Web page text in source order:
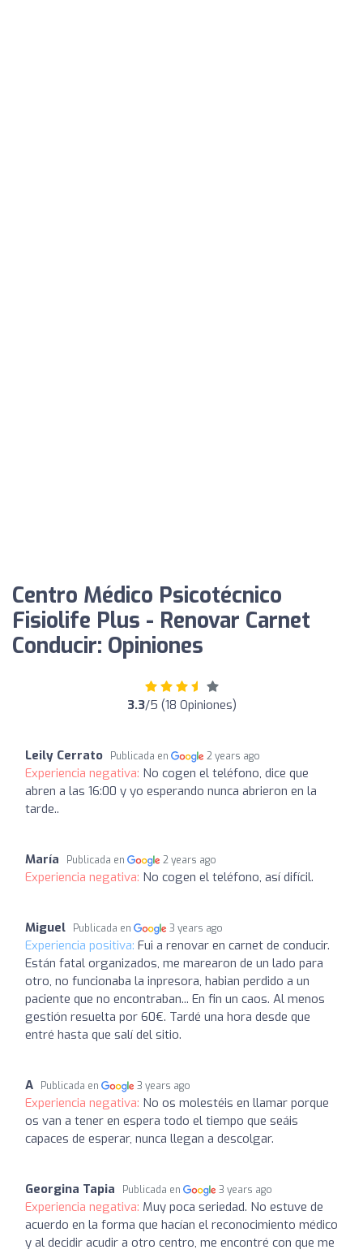
Centro Médico Psicotécnico
Fisiolife Plus - Renovar Carnet
Conducir: Opiniones
3.3/5 (18 Opiniones)
Leily Cerrato Publicada en 2 years ago
Experiencia negativa: No cogen el teléfono, dice que
abren a las 16:00 y yo esperando nunca abrieron en la
tarde..
María Publicada en 2 years ago
Experiencia negativa: No cogen el teléfono, así difícil.
Miguel Publicada en 3 years ago
Experiencia positiva: Fui a renovar en carnet de conducir.
Están fatal organizados, me marearon de un lado para
otro, no funcionaba la inpresora, habian perdido a un
paciente que no encontraban... En fin un caos. Al menos
gestión resuelta por 60€. Tardé una hora desde que
entré hasta que salí del sitio.
A Publicada en 3 years ago
Experiencia negativa: No os molestéis en llamar porque
os van a tener en espera todo el tiempo que seáis
capaces de esperar, nunca llegan a descolgar.
Georgina Tapia Publicada en 3 years ago
Experiencia negativa: Muy poca seriedad. No estuve de
acuerdo en la forma que hacían el reconocimiento médico
y al decidir acudir a otro centro, me encontré con que me